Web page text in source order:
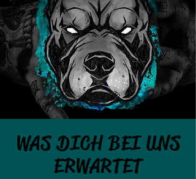
WAS DICH BEI UNS
ERWARTET